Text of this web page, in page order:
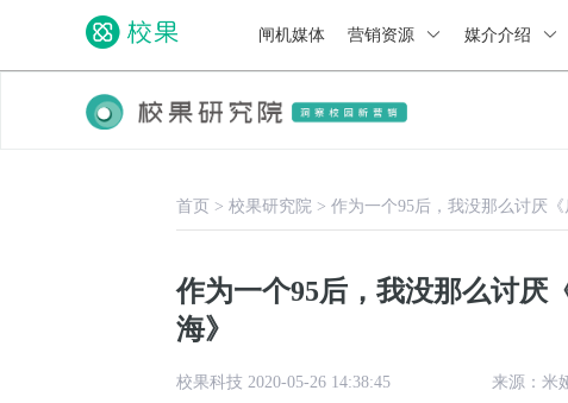
闸机媒体 营销资源 媒介介绍
首页 > 校果研究院 > 作为一个95后，我没那么讨厌
作为一个95后，我没那么讨厌
海》
校果科技 2020-05-26 14:38:45 来源：米